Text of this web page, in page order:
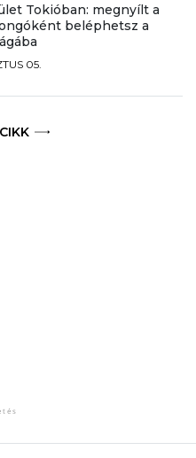
Tokióban: megnyílt a
beléphetsz a
05.